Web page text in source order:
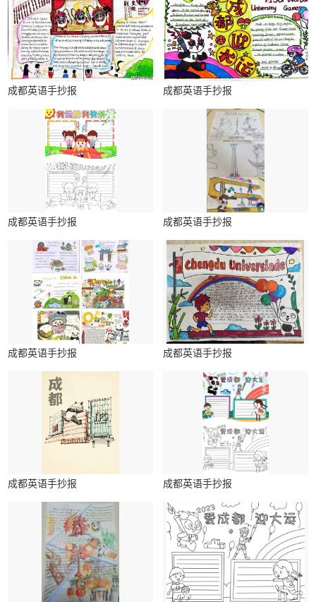
成都英语手抄报 成都英语手抄报
成都英语手抄报 成都英语手抄报
成都英语手抄报 成都英语手抄报
成都英语手抄报 成都英语手抄报